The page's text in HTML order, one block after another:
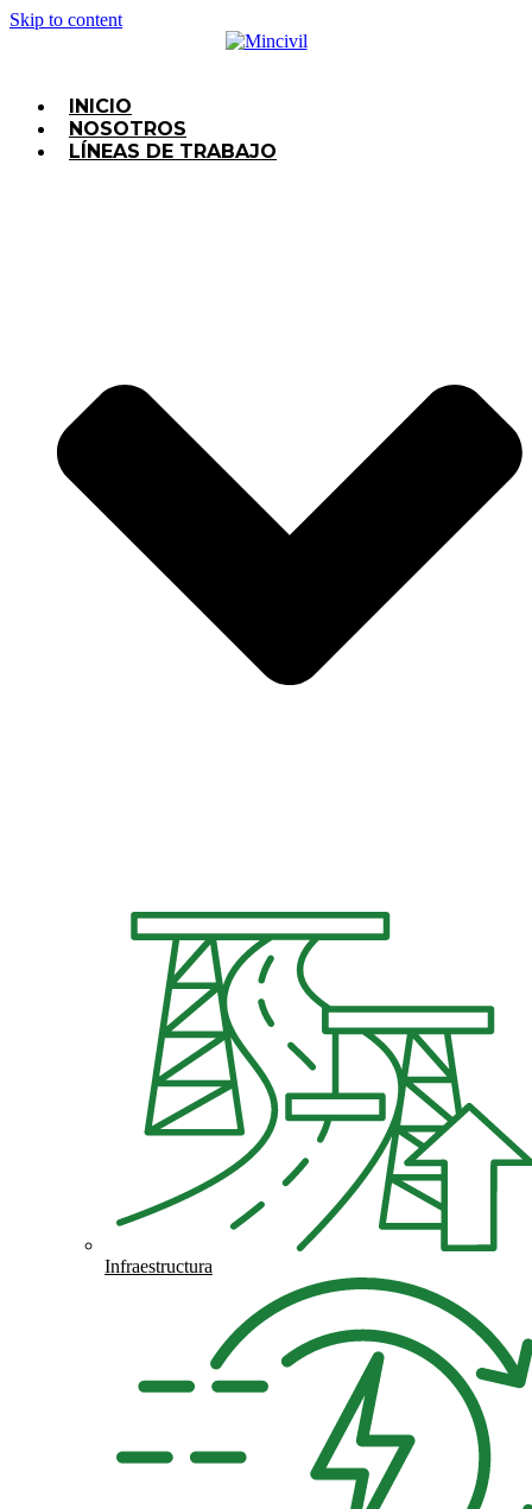
Skip to content
INICIO
NOSOTROS
LÍNEAS DE TRABAJO
Infraestructura